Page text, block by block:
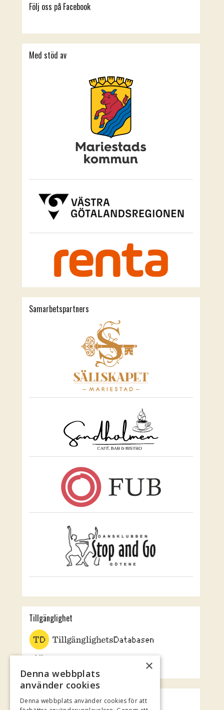
Följ oss på Facebook
Med stöd av
Samarbetspartners
Tillgänglighet
Jubileumsteatern
Spotify Playlist
×
Denna webbplats
använder cookies
Denna webbplats använder cookies för att